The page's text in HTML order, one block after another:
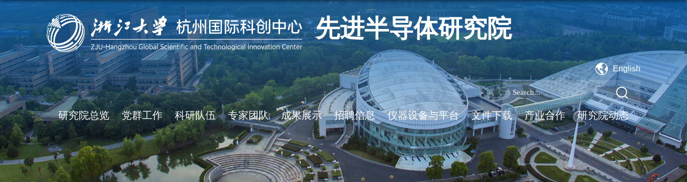
先进半导体研究院
English
研究院总览 党群工作 科研队伍 专家团队 成果展示 招聘信息 仪器设备与平台 文件下载 产业合作 研究院动态